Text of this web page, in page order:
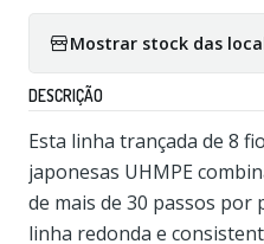
Mostrar stock das
DESCRIÇÃO
Esta linha trançada de 8
japonesas UHMPE
de mais de 30 passos por
linha redonda e